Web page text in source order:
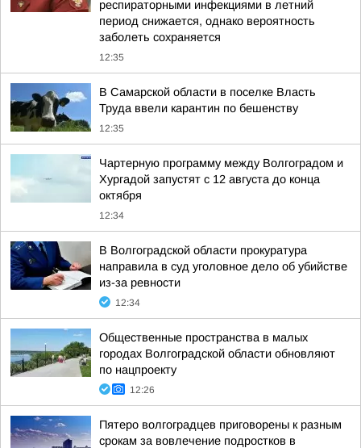
респираторными инфекциями в летний
период снижается, однако вероятность
заболеть сохраняется
12:35
В Самарской области в поселке Власть
Труда ввели карантин по бешенству
12:35
Чартерную программу между Волгоградом и
Хургадой запустят с 12 августа до конца
октября
12:34
В Волгоградской области прокуратура
направила в суд уголовное дело об убийстве
из-за ревности
12:34
Общественные пространства в малых
городах Волгоградской области обновляют
по нацпроекту
12:26
Пятеро волгоградцев приговорены к разным
срокам за вовлечение подростков в